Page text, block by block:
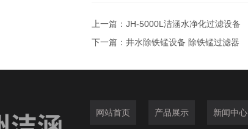
上一篇： JH-5000L洁涵水净化过滤设备
下一篇： 井水除铁锰设备 除铁锰过滤器
网站首页 产品展示 新闻中心